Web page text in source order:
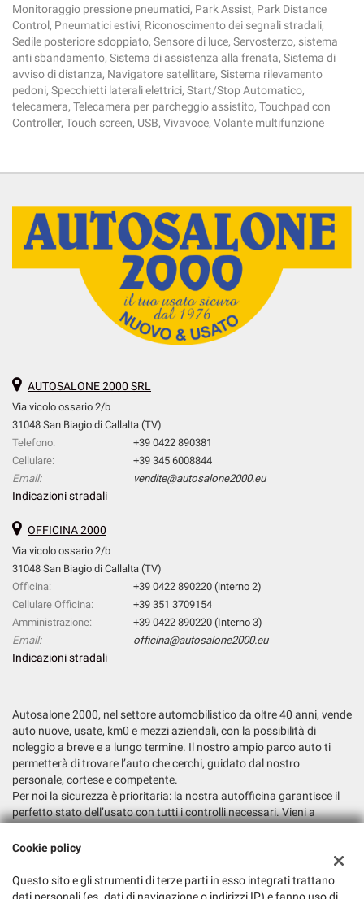
Monitoraggio pressione pneumatici, Park Assist, Park Distance
Control, Pneumatici estivi, Riconoscimento dei segnali stradali,
Sedile posteriore sdoppiato, Sensore di luce, Servosterzo, sistema
anti sbandamento, Sistema di assistenza alla frenata, Sistema di
avviso di distanza, Navigatore satellitare, Sistema rilevamento
pedoni, Specchietti laterali elettrici, Start/Stop Automatico,
telecamera, Telecamera per parcheggio assistito, Touchpad con
Controller, Touch screen, USB, Vivavoce, Volante multifunzione
AUTOSALONE 2000 SRL
Via vicolo ossario 2/b
31048 San Biagio di Callalta (TV)
Telefono:
+39 0422 890381
Cellulare:
+39 345 6008844
Email:
vendite@autosalone2000.eu
Indicazioni stradali
OFFICINA 2000
Via vicolo ossario 2/b
31048 San Biagio di Callalta (TV)
Officina:
+39 0422 890220 (interno 2)
Cellulare Officina:
+39 351 3709154
Amministrazione:
+39 0422 890220 (Interno 3)
Email:
officina@autosalone2000.eu
Indicazioni stradali
Autosalone 2000, nel settore automobilistico da oltre 40 anni, vende
auto nuove, usate, km0 e mezzi aziendali, con la possibilità di
noleggio a breve e a lungo termine. Il nostro ampio parco auto ti
permetterà di trovare l’auto che cerchi, guidato dal nostro
personale, cortese e competente.
Per noi la sicurezza è prioritaria: la nostra autofficina garantisce il
perfetto stato dell’usato con tutti i controlli necessari. Vieni a
Autosalone 2000 Srl
Cookie policy
Questo sito e gli strumenti di terze parti in esso integrati trattano